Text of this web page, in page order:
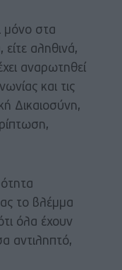
μόνο στα
αληθινά,
αναρωτηθεί
και τις
Δικαιοσύνη,
το βλέμμα
όλα έχουν
αντιληπτό,